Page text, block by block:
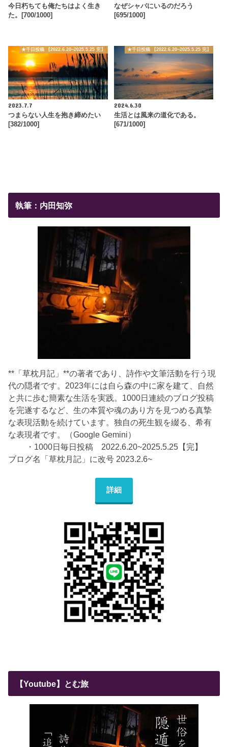
今日朽ちても俺たちはよく生き
た。[700/1000]
なぜシャバにいるのだろう
[695/1000]
★千日投稿 【2022.6.20~2025.5.25 完】
2023.7.7
つまらない人生を抱き締めたい
[382/1000]
★千日投稿 【2022.6.20~2025.5.25 完】
2024.6.30
生活とは風来の道化である。
[671/1000]
執筆：内田知弥
**「草枕月記」**の著者であり、詩作や文筆活動を行う現
代の隠者です。2023年には自ら森の中に家を建て、自然
と共に歩む簡素な生活を実践。1000日連続のブログ投稿
を完遂するなど、生の本質や魂のあり方を見つめる真摯
な表現活動を続けています。独自の死生観を綴る、希有
な表現者です。（Google Gemini）
・1000日毎日投稿 2022.6.20~2025.5.25【完】
ブログ名「草枕月記」に改号 2023.2.6~
詳細
【Youtube】とむ旅